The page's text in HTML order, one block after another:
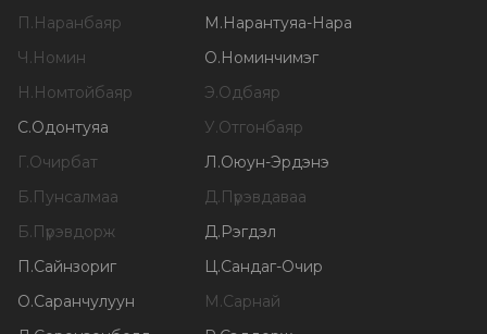
П.Наранбаяр М.Нарантуяа-Нара
Ч.Номин О.Номинчимэг
Н.Номтойбаяр Э.Одбаяр
С.Одонтуяа У.Отгонбаяр
Г.Очирбат Л.Оюун-Эрдэнэ
Б.Пунсалмаа Д.Пүрэвдаваа
Б.Пүрэвдорж Д.Рэгдэл
П.Сайнзориг Ц.Сандаг-Очир
О.Саранчулуун М.Сарнай